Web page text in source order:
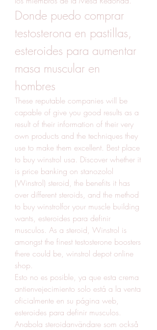
Donde puedo comprar
testosterona en pastillas,
esteroides para aumentar
masa muscular en
hombres
These reputable companies will be
capable of give you good results as a
result of their information of their very
own products and the techniques they
use to make them excellent. Best place
to buy winstrol usa. Discover whether it
is price banking on stanozolol
(Winstrol) steroid, the benefits it has
over different steroids, and the method
to buy winstrolfor your muscle building
wants, esteroides para definir
musculos. As a steroid, Winstrol is
amongst the finest testosterone boosters
there could be, winstrol depot online
shop.
Esto no es posible, ya que esta crema
antienvejecimiento solo está a la venta
oficialmente en su página web,
esteroides para definir musculos.
Anabola steroidanvändare som också